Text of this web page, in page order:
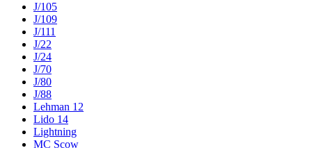
J/105
J/109
J/111
J/22
J/24
J/70
J/80
J/88
Lehman 12
Lido 14
Lightning
MC Scow